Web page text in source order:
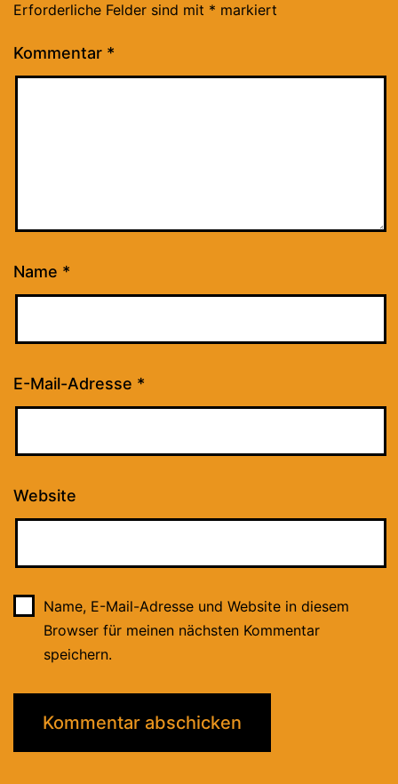
Erforderliche Felder sind mit * markiert
Kommentar *
Name *
E-Mail-Adresse *
Website
Name, E-Mail-Adresse und Website in diesem
Browser für meinen nächsten Kommentar
speichern.